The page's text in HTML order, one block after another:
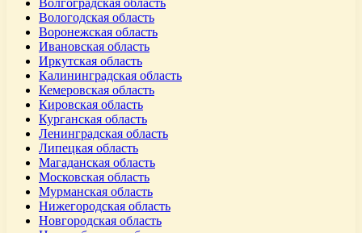
Вологодская область
Воронежская область
Ивановская область
Иркутская область
Калининградская область
Кемеровская область
Кировская область
Курганская область
Ленинградская область
Липецкая область
Магаданская область
Московская область
Мурманская область
Нижегородская область
Новгородская область